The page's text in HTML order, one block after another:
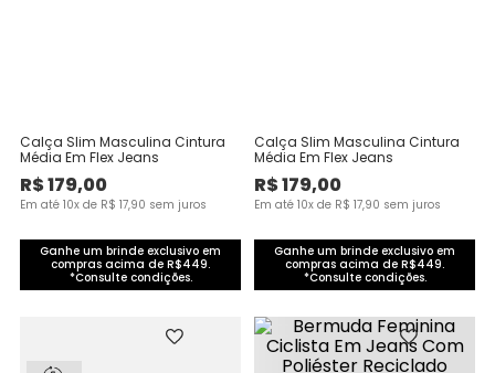
Calça Slim Masculina Cintura
Média Em Flex Jeans
R$179,00
Em até 10x de R$ 17,90 sem juros
Ganhe um brinde exclusivo em
compras acima de R$449.
*Consulte condições.
Calça Slim Masculina Cintura
Média Em Flex Jeans
R$179,00
Em até 10x de R$ 17,90 sem juros
Ganhe um brinde exclusivo em
compras acima de R$449.
*Consulte condições.